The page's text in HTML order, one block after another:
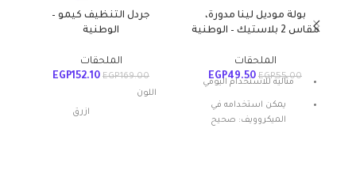
بولة موديل لينا مدورة،
مقاس 2 بلاستيك – الوطنية
الملحقات
EGP55.00
EGP49.50
مثالية للاستخدام اليومي
يمكن استخدامه في
الميكروويف: صحيح
جردل التنظيف كيمو –
الوطنية
الملحقات
EGP169.00
EGP152.10
اللون
ازرق